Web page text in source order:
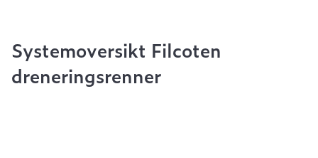
Systemoversikt Filcoten
dreneringsrenner